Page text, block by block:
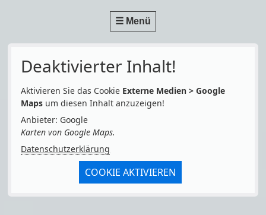
☰ Menü
Deaktivierter Inhalt!
Aktivieren Sie das Cookie Externe Medien > Google
Maps um diesen Inhalt anzuzeigen!
Anbieter: Google
Karten von Google Maps.
Datenschutzerklärung
COOKIE AKTIVIEREN